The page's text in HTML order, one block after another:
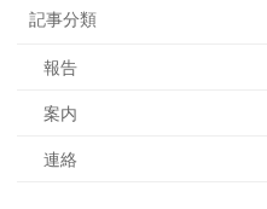
記事分類
報告
案内
連絡